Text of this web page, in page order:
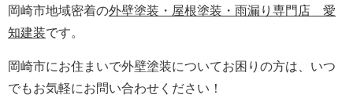
岡崎市地域密着の外壁塗装・屋根塗装・雨漏り専門店 愛
知建装です。
岡崎市にお住まいで外壁塗装についてお困りの方は、いつ
でもお気軽にお問い合わせください！